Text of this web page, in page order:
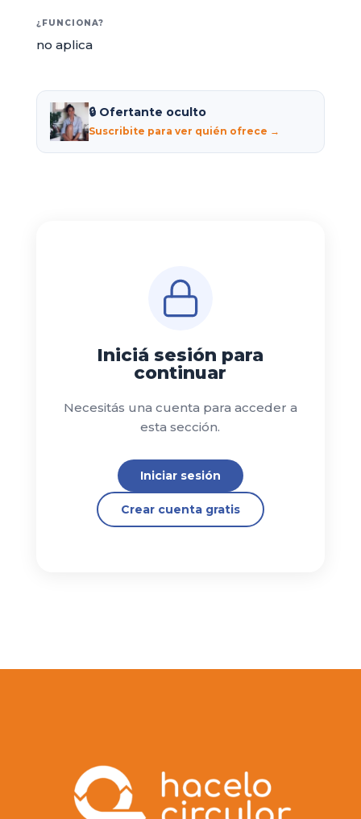
¿FUNCIONA?
no aplica
🔒 Ofertante oculto
Suscribite para ver quién ofrece →
Iniciá sesión para
continuar
Necesitás una cuenta para acceder a
esta sección.
Iniciar sesión
Crear cuenta gratis